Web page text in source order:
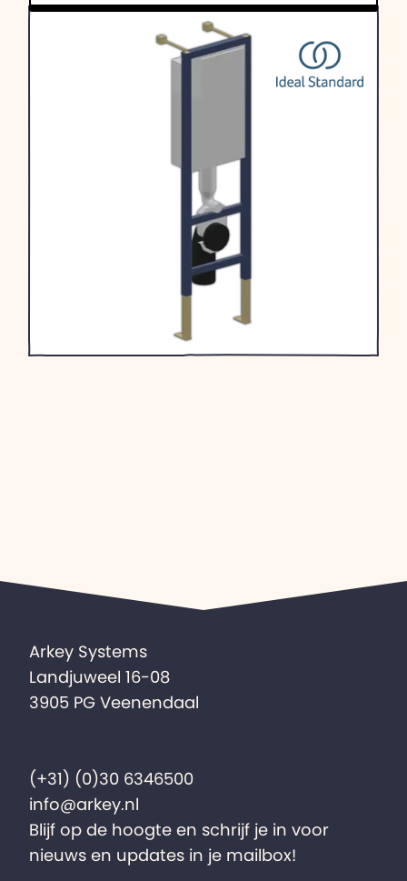
Arkey Systems
Landjuweel 16-08
3905 PG Veenendaal
(+31) (0)30 6346500
info@arkey.nl
Blijf op de hoogte en schrijf je in voor
nieuws en updates in je mailbox!